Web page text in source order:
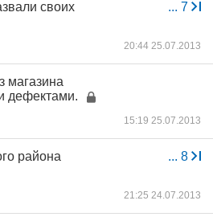
... 7
своих
20:44 25.07.2013
магазина
дефектами.
15:19 25.07.2013
... 8
района
21:25 24.07.2013